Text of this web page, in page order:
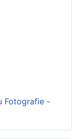
Fotografie -